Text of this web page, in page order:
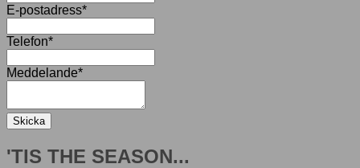
E-postadress*
Telefon*
Meddelande*
Skicka
'TIS THE SEASON...